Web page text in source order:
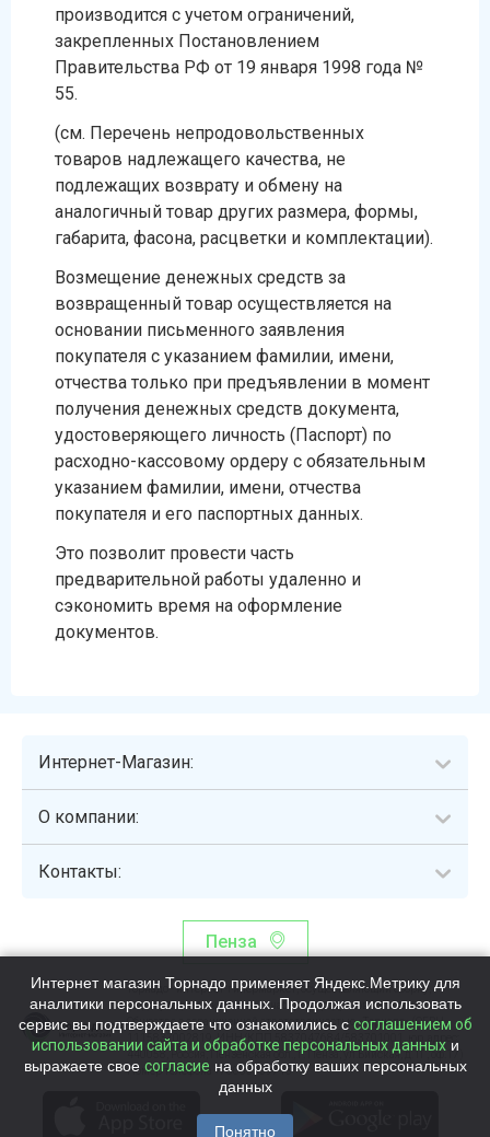
производится с учетом ограничений,
закрепленных Постановлением
Правительства РФ от 19 января 1998 года №
55.
(см. Перечень непродовольственных
товаров надлежащего качества, не
подлежащих возврату и обмену на
аналогичный товар других размера, формы,
габарита, фасона, расцветки и комплектации).
Возмещение денежных средств за
возвращенный товар осуществляется на
основании письменного заявления
покупателя с указанием фамилии, имени,
отчества только при предъявлении в момент
получения денежных средств документа,
удостоверяющего личность (Паспорт) по
расходно-кассовому ордеру с обязательным
указанием фамилии, имени, отчества
покупателя и его паспортных данных.
Это позволит провести часть
предварительной работы удаленно и
сэкономить время на оформление
документов.
Интернет-Магазин:
О компании:
Контакты:
Пенза
Торнадо - интернет-гипермаркет, осуществляющий сборку,
выдачу и доставку готовых наборов продуктов питания.
Общество с ограниченной ответственностью «Торнадо» (ОГРН
1115837002819, ИНН/КПП 5837047684/583701001, юр. адрес:
440058, Россия, Пензенская обл., г. Пенза, ул.Бийская, д.1Г, оф.17)
Номер телефона +78003339713
Интернет магазин Торнадо применяет Яндекс.Метрику для
аналитики персональных данных. Продолжая использовать
сервис вы подтверждаете что ознакомились с соглашением об
использовании сайта и обработке персональных данныхи
выражаете свое согласие на обработку ваших персональных
данных
Понятно